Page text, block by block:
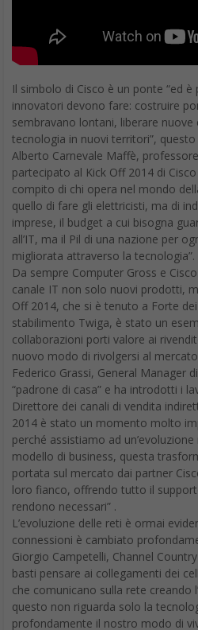
Il simbolo di Cisco è un ponte “ed
innovatori devono fare: costruire
sembravano lontani, liberare
tecnologia in nuovi territori”,
Alberto Carnevale Maffè,
partecipato al Kick Off 2014 di
compito di chi opera nel mondo
quello di fare gli elettricisti, ma di
imprese, il budget a cui bisogna
all’IT, ma il Pil di una nazione per
migliorata attraverso la tecnologia”.
Da sempre Computer Gross e
canale IT non solo nuovi prodotti,
Off 2014, che si è tenuto a Forte
stabilimento Twiga, è stato un
collaborazioni porti valore ai
nuovo modo di rivolgersi al
Federico Grassi, General Manager
“padrone di casa” e ha introdotti i
Direttore dei canali di vendita
2014 è stato un momento molto
perché assistiamo ad
modello di business, questa
portata sul mercato dai partner
loro fianco, offrendo tutto il
rendono necessari” .
L’evoluzione delle reti è ormai
connessioni è cambiato
Giorgio Campetelli, Channel
basti pensare ai collegamenti dei
che comunicano sulla rete creando
questo non riguarda solo la
profondamente il nostro modo di